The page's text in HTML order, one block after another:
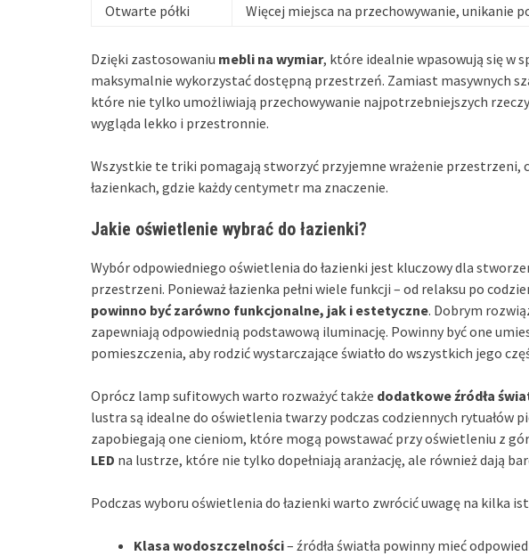
Otwarte półki
Więcej miejsca na przechowywanie, unikanie
Dzięki zastosowaniu mebli na wymiar, które idealnie wpasowują się w
maksymalnie wykorzystać dostępną przestrzeń. Zamiast masywnych
które nie tylko umożliwiają przechowywanie najpotrzebniejszych
wygląda lekko i przestronnie.
Wszystkie te triki pomagają stworzyć przyjemne wrażenie przestrzeni,
łazienkach, gdzie każdy centymetr ma znaczenie.
Jakie oświetlenie wybrać do łazienki?
Wybór odpowiedniego oświetlenia do łazienki jest kluczowy dla
przestrzeni. Ponieważ łazienka pełni wiele funkcji – od relaksu po
powinno być zarówno funkcjonalne, jak i estetyczne. Dobrym
zapewniają odpowiednią podstawową iluminację. Powinny być one
pomieszczenia, aby rodzić wystarczające światło do wszystkich jego
Oprócz lamp sufitowych warto rozważyć także dodatkowe źródła
lustra są idealne do oświetlenia twarzy podczas codziennych rytuałów
zapobiegają one cieniom, które mogą powstawać przy oświetleniu z
LED na lustrze, które nie tylko dopełniają aranżację, ale również dają
Podczas wyboru oświetlenia do łazienki warto zwrócić uwagę na kilka
Klasa wodoszczelności– źródła światła powinny mieć